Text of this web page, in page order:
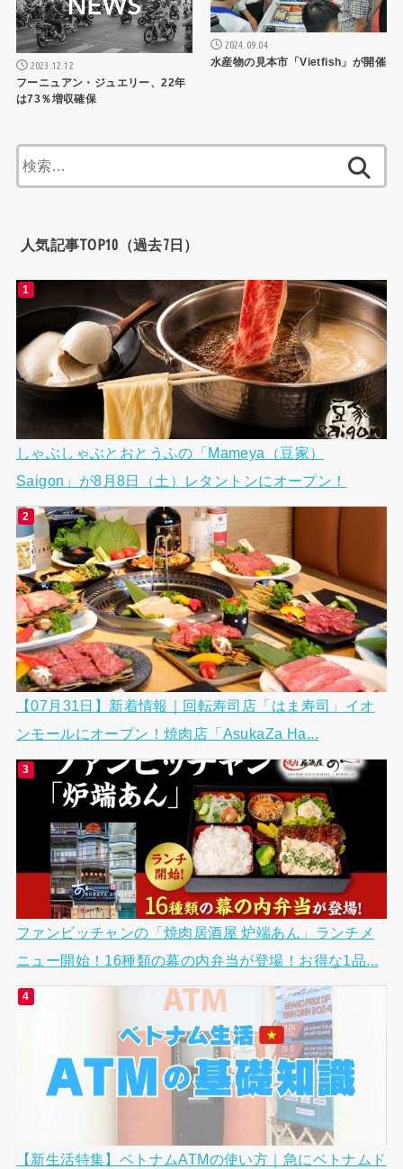
2023.12.12
フーニュアン・ジュエリー、22年
は73％増収確保
2024.09.04
水産物の見本市「Vietfish」が開催
索:
人気記事TOP10（過去7日）
しゃぶしゃぶとおとうふの「Mameya（豆家）
Saigon」が8月8日（土）レタントンにオープン！
【07月31日】新着情報｜回転寿司店「はま寿司」イオ
ンモールにオープン！焼肉店「AsukaZa Ha...
ファンビッチャンの「焼肉居酒屋 炉端あん」ランチメ
ニュー開始！16種類の幕の内弁当が登場！お得な1品...
【新生活特集】ベトナムATMの使い方｜急にベトナムド